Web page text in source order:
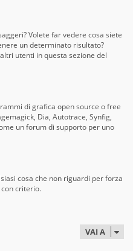
Volete far vedere cosa siete
un determinato risultato?
utenti in questa sezione del
di grafica open source o free
Dia, Autotrace, Synfig,
un forum di supporto per uno
cosa che non riguardi per forza
criterio.
VAI A